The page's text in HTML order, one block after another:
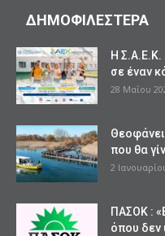
ΔΗΜΟΦΙΛΕΣΤΕΡΑ
Η Σ.Α.Ε.Κ.
σε έναν
28 Μαΐου
που θα
2
ΠΑΣΟΚ :
όπου δεν